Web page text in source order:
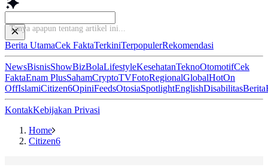
Tanya apapun
Berita UtamaCek FaktaTerkiniTerpopulerRekomendasi
NewsBisnisShowBizBolaLifestyleKesehatanTeknoOtomotifCek
FaktaEnam PlusSahamCryptoTVFotoRegionalGlobalHotOn
OffIslamiCitizen6OpiniFeedsOtosiaSpotlightEnglishDisabilitasBerita
KontakKebijakan Privasi
Home
Citizen6